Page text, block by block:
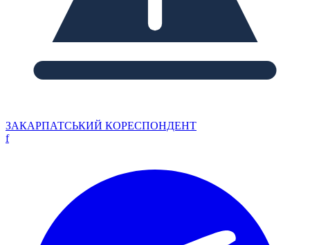
ЗАКАРПАТСЬКИЙ КОРЕСПОНДЕНТ
f